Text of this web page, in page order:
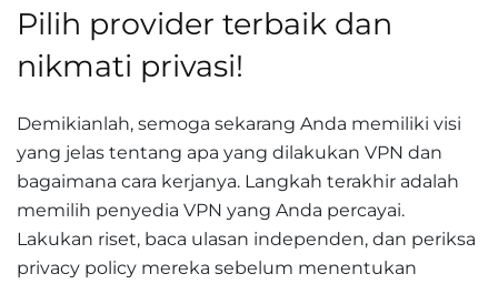
Pilih provider terbaik dan
nikmati privasi!
Demikianlah, semoga sekarang Anda memiliki visi
yang jelas tentang apa yang dilakukan VPN dan
bagaimana cara kerjanya. Langkah terakhir adalah
memilih penyedia VPN yang Anda percayai.
Lakukan riset, baca ulasan independen, dan periksa
privacy policy mereka sebelum menentukan